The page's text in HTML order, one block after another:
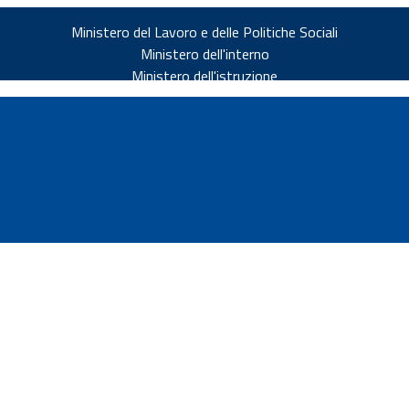
Ministero del Lavoro e delle Politiche Sociali
Ministero dell'interno
Ministero dell'istruzione